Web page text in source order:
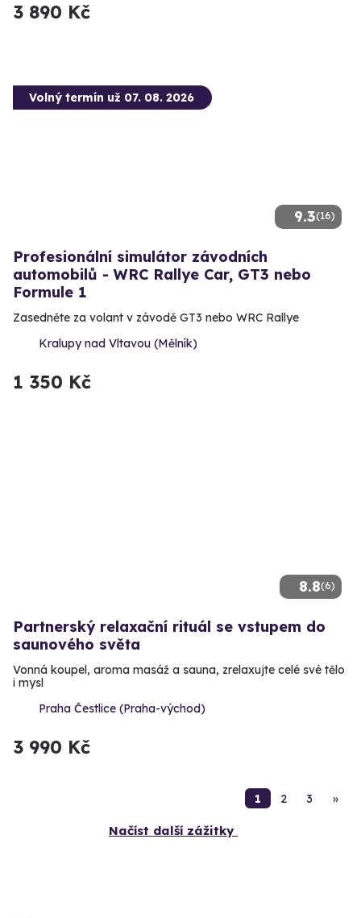
3 890 Kč
9.3(16)
Volný termín už 07. 08. 2026
Profesionální simulátor závodních
automobilů - WRC Rallye Car, GT3 nebo
Formule 1
Zasedněte za volant v závodě GT3 nebo WRC Rallye
Kralupy nad Vltavou (Mělník)
1 350 Kč
8.8(6)
Partnerský relaxační rituál se vstupem do
saunového světa
Vonná koupel, aroma masáž a sauna, zrelaxujte celé své tělo
i mysl
Praha Čestlice (Praha-východ)
3 990 Kč
1 2 3 »
Načíst další zážitky